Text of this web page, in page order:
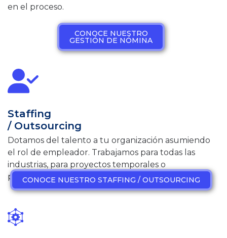
en el proceso.
CONOCE NUESTRO
GESTIÓN DE NÓMINA
Staffing
/ Outsourcing
Dotamos del talento a tu organización asumiendo
el rol de empleador. Trabajamos para todas las
industrias, para proyectos temporales o
permanentes.
CONOCE NUESTRO STAFFING / OUTSOURCING